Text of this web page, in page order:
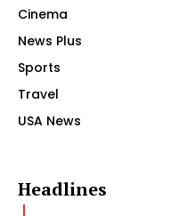
Cinema
News Plus
Sports
Travel
USA News
Headlines